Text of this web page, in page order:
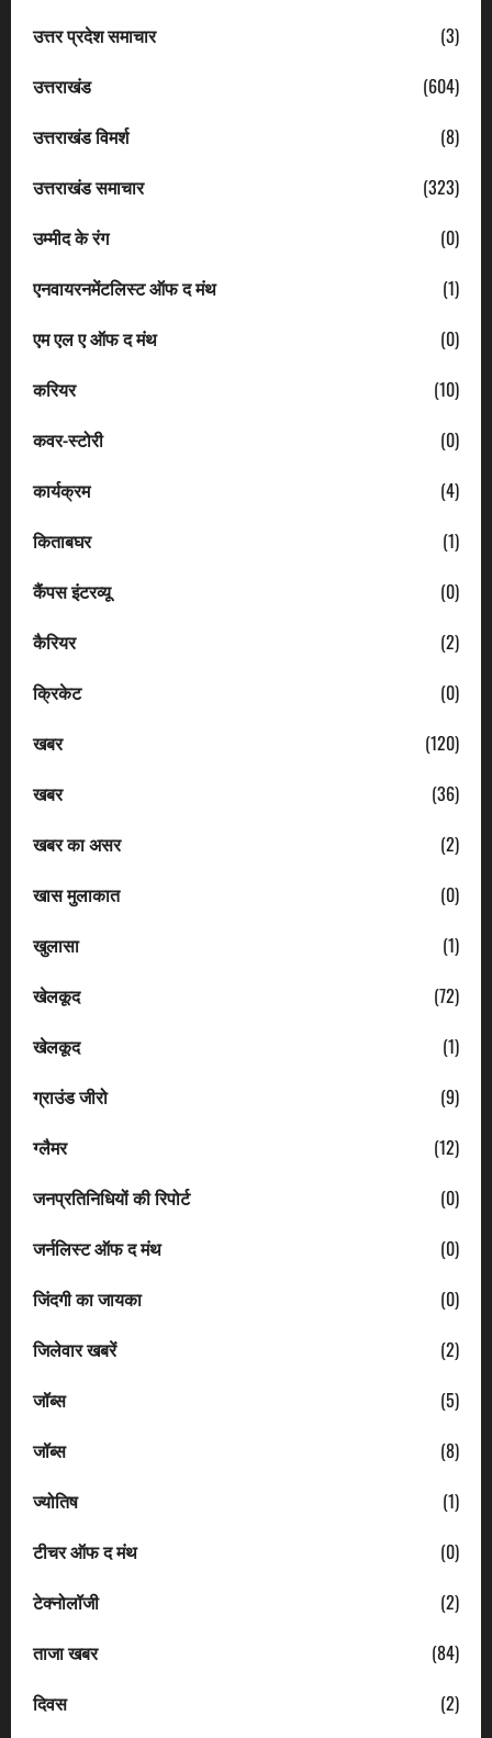
उत्तर प्रदेश समाचार
(3)
उत्तराखंड
(604)
उत्तराखंड विमर्श
(8)
उत्तराखंड समाचार
(323)
उम्मीद के रंग
(0)
एनवायरनमेंटलिस्ट ऑफ द मंथ
(1)
एम एल ए ऑफ द मंथ
(0)
करियर
(10)
कवर-स्टोरी
(0)
कार्यक्रम
(4)
किताबघर
(1)
कैंपस इंटरव्यू
(0)
कैरियर
(2)
क्रिकेट
(0)
खबर
(120)
खबर
(36)
खबर का असर
(2)
खास मुलाकात
(0)
खुलासा
(1)
खेलकूद
(72)
खेलकूद
(1)
ग्राउंड जीरो
(9)
ग्लैमर
(12)
जनप्रतिनिधियों की रिपोर्ट
(0)
जर्नलिस्ट ऑफ द मंथ
(0)
जिंदगी का जायका
(0)
जिलेवार खबरें
(2)
जॉब्स
(5)
जॉब्स
(8)
ज्योतिष
(1)
टीचर ऑफ द मंथ
(0)
टेक्नोलॉजी
(2)
ताजा खबर
(84)
दिवस
(2)